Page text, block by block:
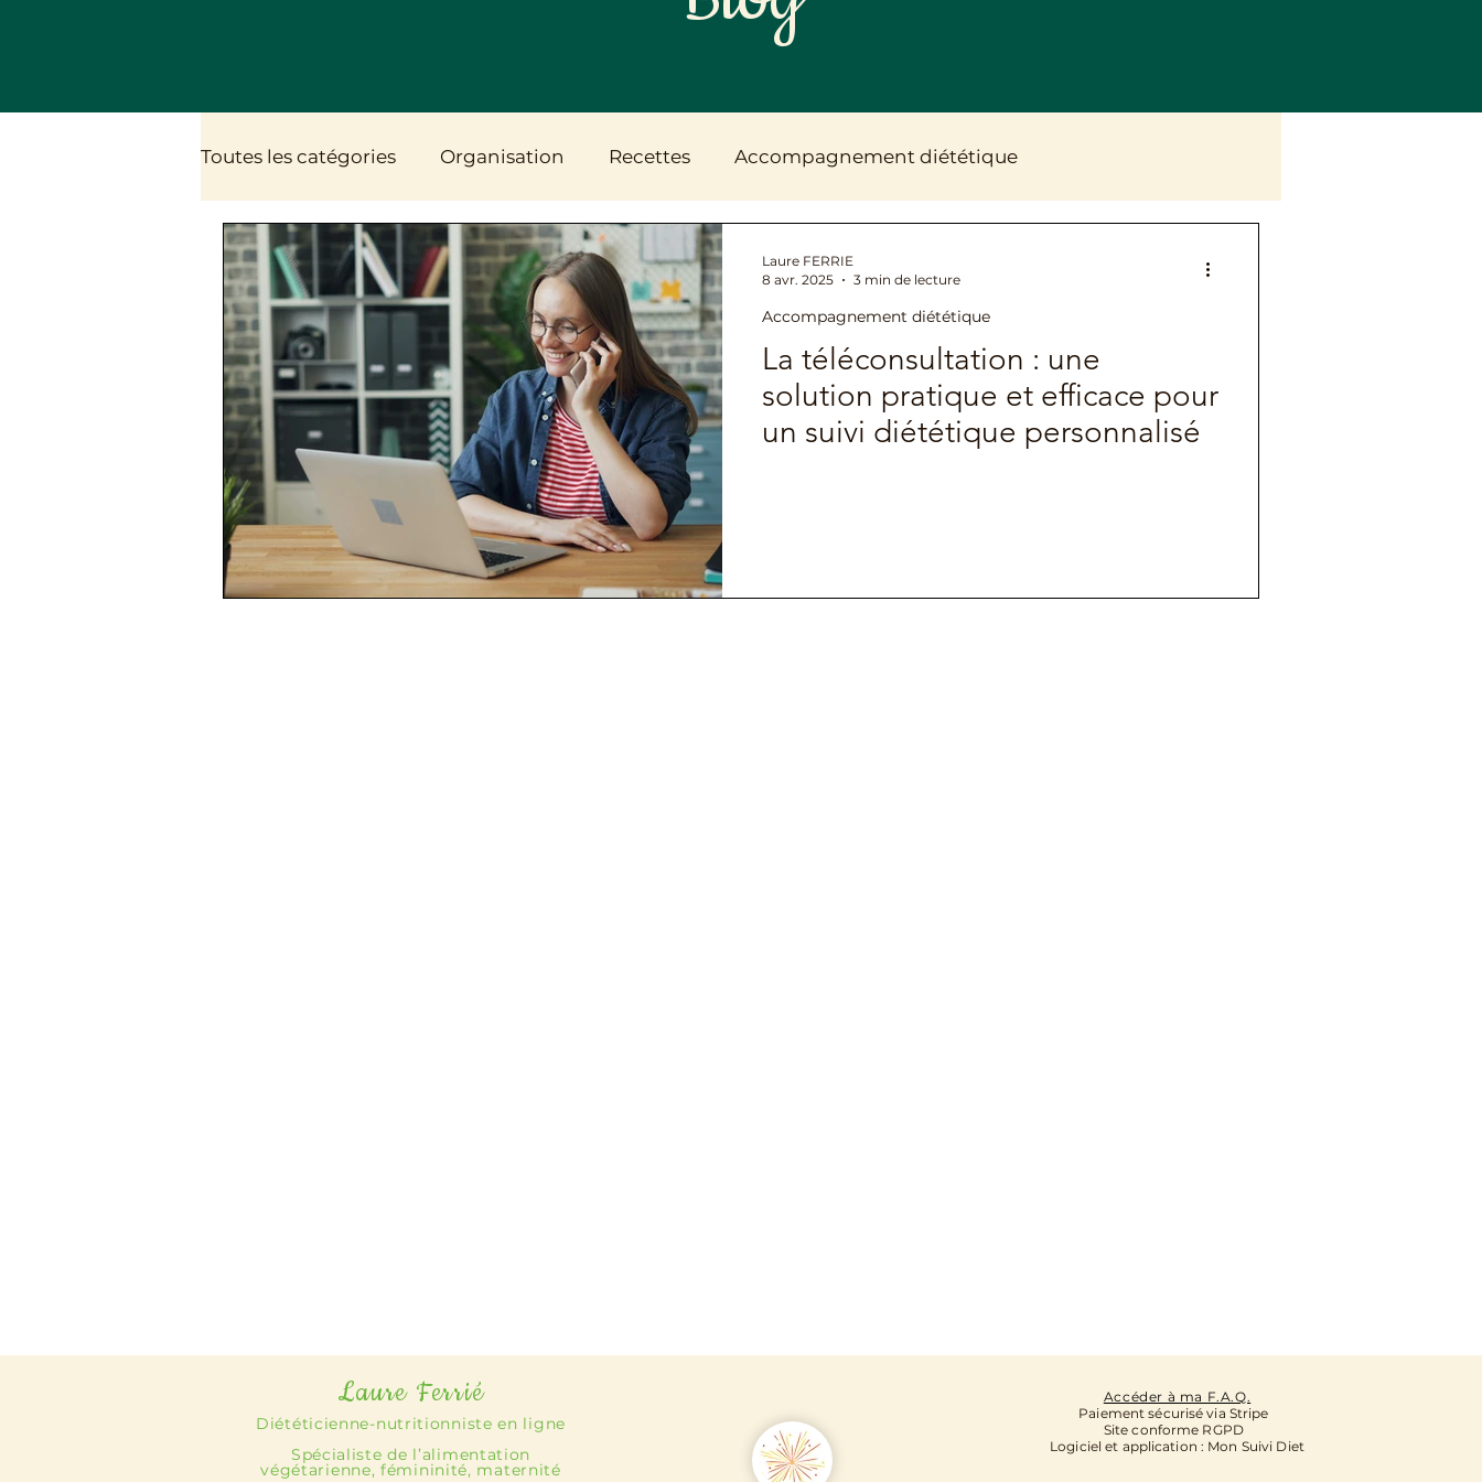
Toutes les catégories Organisation Recettes Accompagnement diététique
Alimentation végétale Fertilité, grossesse & post-partum
Relation à l'alimentation Le cabinet & l'accompagnement
La téléconsultation : une
solution pratique et efficace pour
un suivi diététique personnalisé
Accompagnement diététique
Laure FERRIE
8 avr. 2025
3 min de lecture
Laure Ferrié
Diététicienne-nutritionniste en ligne
Spécialiste de l’alimentation
végétarienne, fémininité, maternité
Accéder à ma F.A.Q.
Paiement sécurisé via Stripe
Site conforme RGPD
Logiciel et application : Mon Suivi Diet